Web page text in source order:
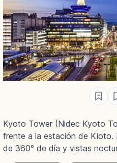
Kyoto Tower (Nidec Kyoto
frente a la estación de Kioto.
de 360° de día y vistas